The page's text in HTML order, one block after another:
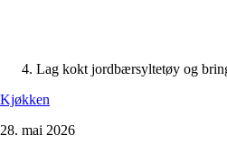
Lag kokt jordbærsyltetøy og
Kjøkken
28. mai 2026